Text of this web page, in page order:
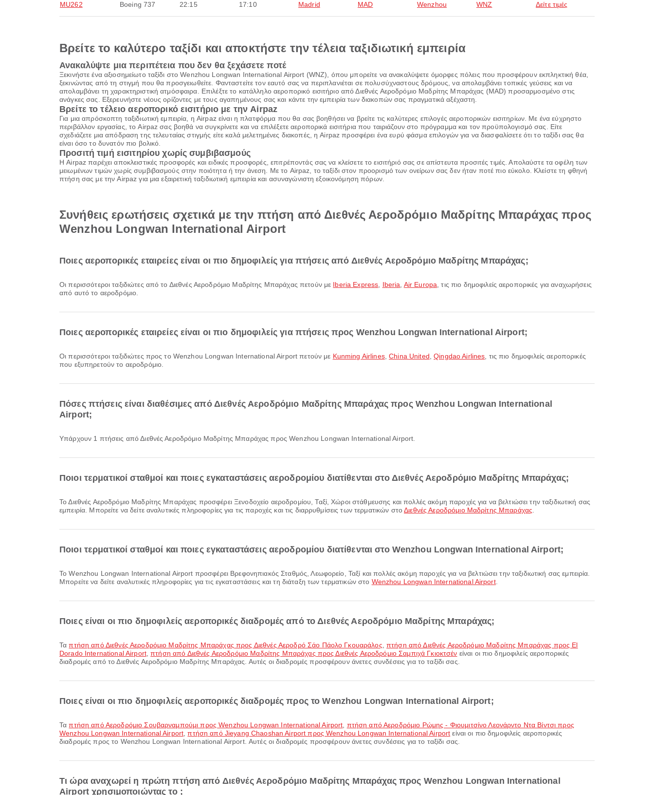
MU262 Boeing 737 22:15 17:10 Madrid MAD Wenzhou WNZ Δείτε τιμές
Βρείτε το καλύτερο ταξίδι και αποκτήστε την τέλεια ταξιδιωτική εμπειρία
Ανακαλύψτε μια περιπέτεια που δεν θα ξεχάσετε ποτέ
Ξεκινήστε ένα αξιοσημείωτο ταξίδι στο Wenzhou Longwan International Airport (WNZ), όπου μπορείτε να ανακαλύψετε όμορφες πόλεις που προσφέρουν εκπληκτική θέα,
ξεκινώντας από τη στιγμή που θα προσγειωθείτε. Φανταστείτε τον εαυτό σας να περιπλανιέται σε πολυσύχναστους δρόμους, να απολαμβάνει τοπικές γεύσεις και να
απολαμβάνει τη χαρακτηριστική ατμόσφαιρα. Επιλέξτε το κατάλληλο αεροπορικό εισιτήριο από Διεθνές Αεροδρόμιο Μαδρίτης Μπαράχας (MAD) προσαρμοσμένο στις
ανάγκες σας. Εξερευνήστε νέους ορίζοντες με τους αγαπημένους σας και κάντε την εμπειρία των διακοπών σας πραγματικά αξέχαστη.
Βρείτε το τέλειο αεροπορικό εισιτήριο με την Airpaz
Για μια απρόσκοπτη ταξιδιωτική εμπειρία, η Airpaz είναι η πλατφόρμα που θα σας βοηθήσει να βρείτε τις καλύτερες επιλογές αεροπορικών εισιτηρίων. Με ένα εύχρηστο
περιβάλλον εργασίας, το Airpaz σας βοηθά να συγκρίνετε και να επιλέξετε αεροπορικά εισιτήρια που ταιριάζουν στο πρόγραμμα και τον προϋπολογισμό σας. Είτε
σχεδιάζετε μια απόδραση της τελευταίας στιγμής είτε καλά μελετημένες διακοπές, η Airpaz προσφέρει ένα ευρύ φάσμα επιλογών για να διασφαλίσετε ότι το ταξίδι σας θα
είναι όσο το δυνατόν πιο βολικό.
Προσιτή τιμή εισιτηρίου χωρίς συμβιβασμούς
Η Airpaz παρέχει αποκλειστικές προσφορές και ειδικές προσφορές, επιτρέποντάς σας να κλείσετε το εισιτήριό σας σε απίστευτα προσιτές τιμές. Απολαύστε τα οφέλη των
μειωμένων τιμών χωρίς συμβιβασμούς στην ποιότητα ή την άνεση. Με το Airpaz, το ταξίδι στον προορισμό των ονείρων σας δεν ήταν ποτέ πιο εύκολο. Κλείστε τη φθηνή
πτήση σας με την Airpaz για μια εξαιρετική ταξιδιωτική εμπειρία και ασυναγώνιστη εξοικονόμηση πόρων.
Συνήθεις ερωτήσεις σχετικά με την πτήση από Διεθνές Αεροδρόμιο Μαδρίτης Μπαράχας προς
Wenzhou Longwan International Airport
Ποιες αεροπορικές εταιρείες είναι οι πιο δημοφιλείς για πτήσεις από Διεθνές Αεροδρόμιο Μαδρίτης Μπαράχας;
Οι περισσότεροι ταξιδιώτες από το Διεθνές Αεροδρόμιο Μαδρίτης Μπαράχας πετούν με Iberia Express Iberia Air Europa , τις πιο δημοφιλείς αεροπορικές για αναχωρήσεις
από αυτό το αεροδρόμιο.
Ποιες αεροπορικές εταιρείες είναι οι πιο δημοφιλείς για πτήσεις προς Wenzhou Longwan International Airport;
Οι περισσότεροι ταξιδιώτες προς το Wenzhou Longwan International Airport πετούν με Kunming Airlines,China United ,Qingdao Airlines , τις πιο δημοφιλείς αεροπορικές
που εξυπηρετούν το αεροδρόμιο.
Πόσες πτήσεις είναι διαθέσιμες από Διεθνές Αεροδρόμιο Μαδρίτης Μπαράχας προς Wenzhou Longwan International
Airport;
Υπάρχουν 1 πτήσεις από Διεθνές Αεροδρόμιο Μαδρίτης Μπαράχας προς Wenzhou Longwan International Airport.
Ποιοι τερματικοί σταθμοί και ποιες εγκαταστάσεις αεροδρομίου διατίθενται στο Διεθνές Αεροδρόμιο Μαδρίτης Μπαράχας;
Το Διεθνές Αεροδρόμιο Μαδρίτης Μπαράχας προσφέρει Ξενοδοχείο αεροδρομίου, Ταξί, Χώροι στάθμευσης και πολλές ακόμη παροχές για να βελτιώσει την ταξιδιωτική σας
εμπειρία. Μπορείτε να δείτε αναλυτικές πληροφορίες για τις παροχές και τις διαρρυθμίσεις των τερματικών στοΔιεθνές Αεροδρόμιο Μαδρίτης Μπαράχας
Ποιοι τερματικοί σταθμοί και ποιες εγκαταστάσεις αεροδρομίου διατίθενται στο Wenzhou Longwan International Airport;
Το Wenzhou Longwan International Airport προσφέρει Βρεφονηπιακός Σταθμός, Λεωφορείο, Ταξί και πολλές ακόμη παροχές για να βελτιώσει την ταξιδιωτική σας εμπειρία.
Μπορείτε να δείτε αναλυτικές πληροφορίες για τις εγκαταστάσεις και τη διάταξη των τερματικών στο Wenzhou Longwan International Airport.
Ποιες είναι οι πιο δημοφιλείς αεροπορικές διαδρομές από το Διεθνές Αεροδρόμιο Μαδρίτης Μπαράχας;
Ταπτήση από Διεθνές Αεροδρόμιο Μαδρίτης Μπαράχας προς Διεθνές Αεροδρό Σάο Πάολο Γκουαράλος ,πτήση από Διεθνές Αεροδρόμιο Μαδρίτης Μπαράχας προς El
Dorado International Airport,πτήση από Διεθνές Αεροδρόμιο Μαδρίτης Μπαράχας προς Διεθνές Αεροδρόμιο Σαμπιχά Γκιοκτσέν είναι οι πιο δημοφιλείς αεροπορικές
διαδρομές από το Διεθνές Αεροδρόμιο Μαδρίτης Μπαράχας. Αυτές οι διαδρομές προσφέρουν άνετες συνδέσεις για το ταξίδι σας.
Ποιες είναι οι πιο δημοφιλείς αεροπορικές διαδρομές προς το Wenzhou Longwan International Airport;
Ταπτήση από Αεροδρόμιο Σουβαρναμπούμι προς Wenzhou Longwan International Airport πτήση από Αεροδρόμιο Ρώμης - Φιουμιτσίνο Λεονάρντο Ντα Βίντσι προς
Wenzhou Longwan International Airport ,πτήση από Jieyang Chaoshan Airport προς Wenzhou Longwan International Airport είναι οι πιο δημοφιλείς αεροπορικές
διαδρομές προς το Wenzhou Longwan International Airport. Αυτές οι διαδρομές προσφέρουν άνετες συνδέσεις για το ταξίδι σας.
Τι ώρα αναχωρεί η πρώτη πτήση από Διεθνές Αεροδρόμιο Μαδρίτης Μπαράχας προς Wenzhou Longwan International
Airport χρησιμοποιώντας το ;